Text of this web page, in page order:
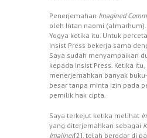
Penerjemahan Imagined
oleh Intan naomi
Yogya ketika itu. Untuk
Insist Press bekerja sama
Saya sudah menyampaikan
kepada Insist Press. Ketika
menerjemahkan banyak
besar tanpa minta izin pada
pemilik hak cipta.
Saya terkejut ketika melihat
yang diterjemahkan sebagai
Imajiner[2], telah beredar di